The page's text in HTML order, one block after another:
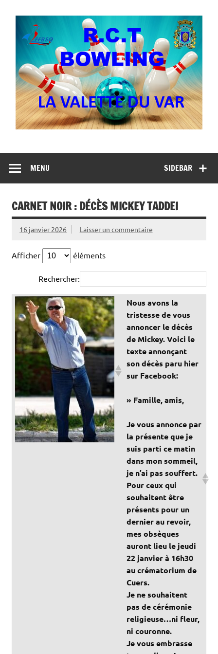
SIDEBAR
MENU
CARNET NOIR : DÉCÈS MICKEY TADDEI
16 janvier 2026 Laisser un commentaire
Afficher éléments
Rechercher:
Nous avons la
tristesse de vous
annoncer le décès
de Mickey. Voici le
texte annonçant
son décès paru hier
sur Facebook:
» Famille, amis,
Je vous annonce par
la présente que je
suis parti ce matin
dans mon sommeil,
je n’ai pas souffert.
Pour ceux qui
souhaitent être
présents pour un
dernier au revoir,
mes obsèques
auront lieu le jeudi
22 janvier à 16h30
au crématorium de
Cuers.
Je ne souhaitent
pas de cérémonie
religieuse…ni fleur,
ni couronne.
Je vous embrasse